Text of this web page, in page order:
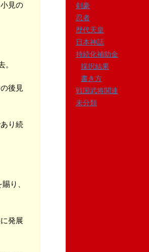
見の
。
後見
り続
り、
発展
剣豪
忍者
歴代天皇
日本神話
持続化補助金
採択結果
書き方
戦国武将関連
未分類